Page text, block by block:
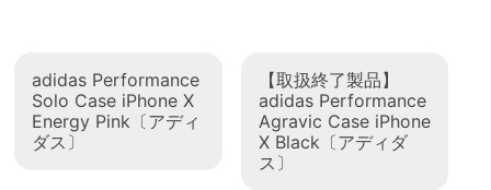
adidas Performance
Solo Case iPhone X
Energy Pink〔アディ
ダス〕
【取扱終了製品】
adidas Performance
Agravic Case iPhone
X Black〔アディダ
ス〕